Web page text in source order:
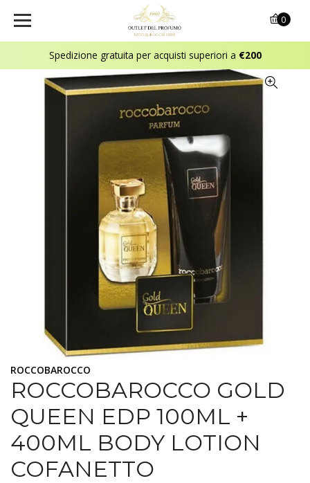
Spedizione gratuita per acquisti superiori a €200
0
ROCCOBAROCCO
ROCCOBAROCCO GOLD
QUEEN EDP 100ML +
400ML BODY LOTION
COFANETTO